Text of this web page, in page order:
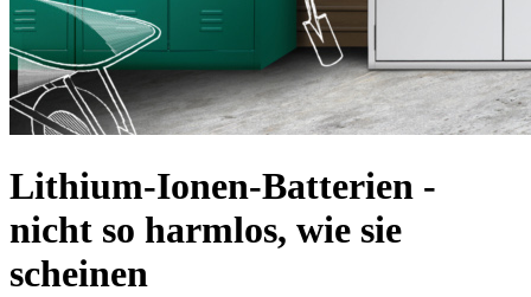
Lithium-Ionen-Batterien -
nicht so harmlos, wie sie
scheinen